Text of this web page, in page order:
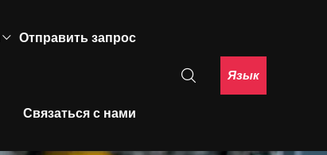
Отправить запрос
Связаться с нами
Язык